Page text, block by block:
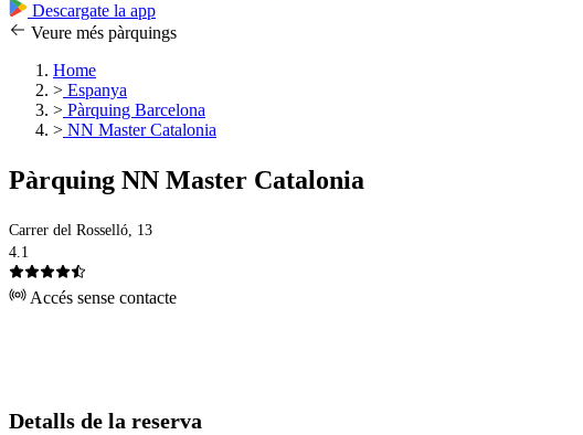
Descargate la app
Veure més pàrquings
Home
> Espanya
> Pàrquing Barcelona
> NN Master Catalonia
Pàrquing NN Master Catalonia
Carrer del Rosselló, 13
4.1
Accés sense contacte
Detalls de la reserva